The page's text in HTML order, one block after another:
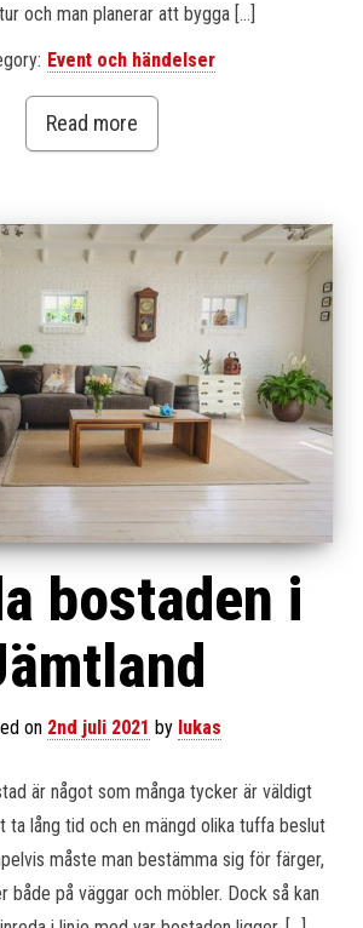
och man planerar att bygga […]
Event och händelser
Read more
bostaden i
on 2nd juli 2021 by lukas
är något som många tycker är väldigt
ta lång tid och en mängd olika tuffa beslut
måste man bestämma sig för färger,
både på väggar och möbler. Dock så kan